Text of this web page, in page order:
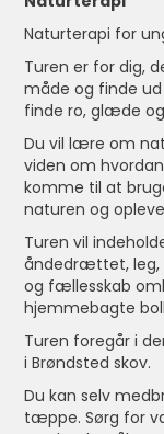
Naturterapi for
Turen er for dig,
måde og finde
finde ro, glæde
Du vil lære om
viden om
komme til at
naturen og
Turen vil
åndedrættet, leg,
og fællesskab
hjemmebagte
Turen foregår i
i Brøndsted skov.
Du kan selv
tæppe. Sørg for